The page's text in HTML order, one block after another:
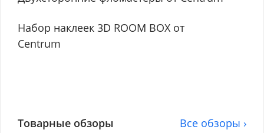
Набор наклеек 3D ROOM BOX от
Centrum
Товарные обзоры Все обзоры ›